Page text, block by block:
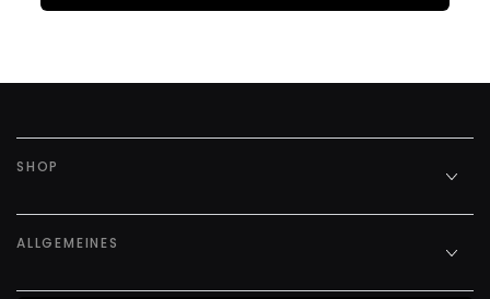
SHOP
ALLGEMEINES